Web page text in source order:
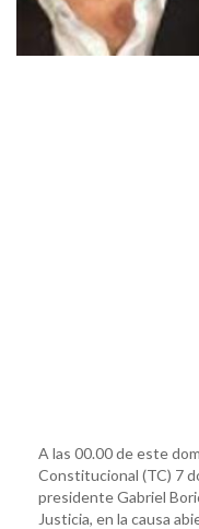
A las 00.00 de este
Constitucional (TC) 7
presidente Gabriel
Justicia, en la causa